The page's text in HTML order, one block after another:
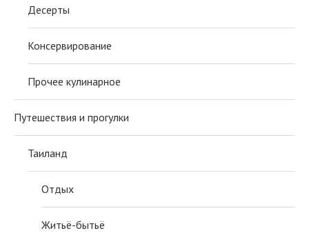
Десерты
Консервирование
Прочее кулинарное
Путешествия и прогулки
Таиланд
Отдых
Житьё-бытьё